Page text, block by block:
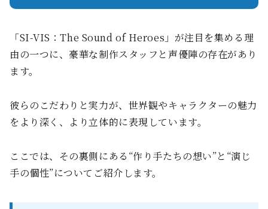
「SI-VIS：The Sound of Heroes」が注目を集める理
由の一つに、豪華な制作スタッフと声優陣の存在があり
ます。
彼らのこだわりと実力が、世界観やキャラクターの魅力
をより深く、より立体的に表現しています。
ここでは、その裏側にある“作り手たちの想い”と“演じ
手の個性”についてご紹介します。